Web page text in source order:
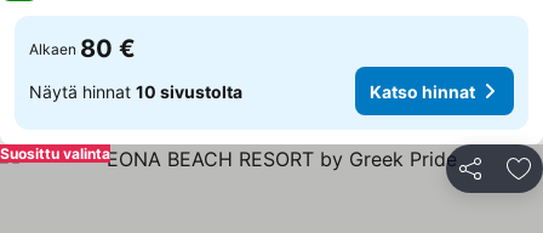
Alkaen 80 €
Näytä hinnat 10 sivustolta Katso hinnat
Jaa
Suosittu valinta